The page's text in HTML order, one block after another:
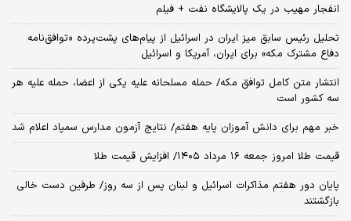
انفجار مهیب در یک پالایشگاه نفت + فیلم
تحلیل رئیس سابق میز ایران در اسرائیل از پیام‌های پشت‌پرده «توافق‌نامه
دفاع مشترک مکه» برای ایران، آمریکا و اسرائیل
انتشار متن کامل توافق مکه/ حمله مسلحانه علیه یکی از اعضا، حمله علیه هر
سه کشور است
خبر مهم برای دانش آموزان پایه هفتم/ نتایج آزمون مدارس سمپاد اعلام شد
قیمت طلا امروز جمعه ۱۶ مرداد ۱۴۰۵/ افزایش قیمت طلا
پایان دور هفتم مذاکرات اسرائیل و لبنان پس از سه روز/ طرفین دست خالی
بازگشتند